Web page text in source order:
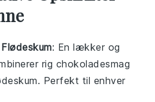
: En lækker og
rig chokoladesmag
Perfekt til enhver